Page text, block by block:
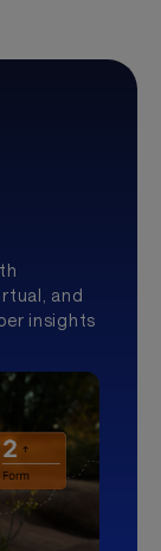
and
insights